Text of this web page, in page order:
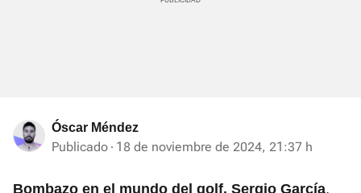
Óscar Méndez
Publicado 18 de noviembre de 2024, 21:37 h
Bombazo en el mundo del golf. Sergio García,